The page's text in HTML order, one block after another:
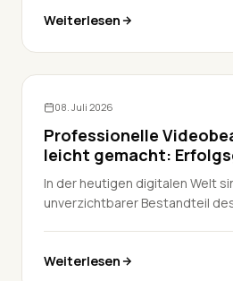
für die Atmosphäre und Qualität.
damit Deine Aufnahmen
Weiterlesen
Videoproduktion
08. Juli 2026
Professionelle
leicht gemacht:
für Dein Unternehmen
In der heutigen digitalen Welt
unverzichtbarer Bestandteil
Markenbekanntheit zu
Weiterlesen